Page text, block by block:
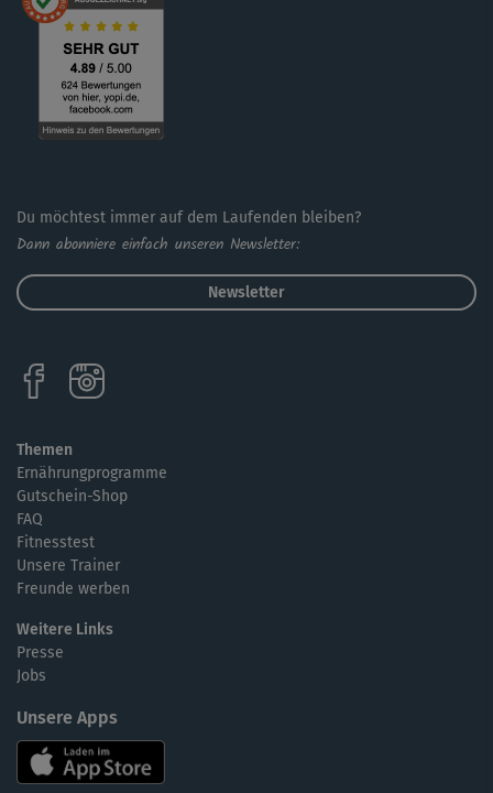
Du möchtest immer auf dem Laufenden bleiben?
Dann abonniere einfach unseren Newsletter:
Newsletter
Themen
Ernährungprogramme
Gutschein-Shop
FAQ
Fitnesstest
Unsere Trainer
Freunde werben
Weitere Links
Presse
Jobs
Unsere Apps